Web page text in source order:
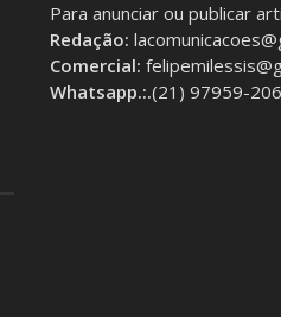
Para anunciar ou publicar
Redação:
Comercial:
Whatsapp.:.(21) 97959-